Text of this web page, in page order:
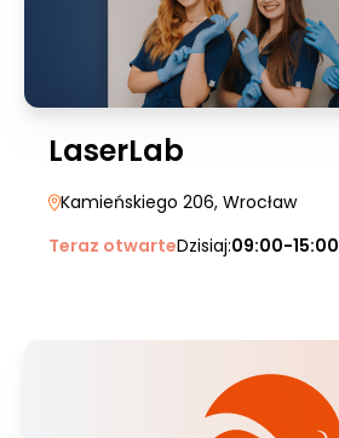
LaserLab
Kamieńskiego 206, Wrocław
Teraz otwarteDzisiaj:09:00-15:00